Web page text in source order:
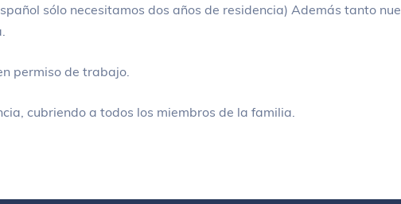
sólo necesitamos dos años de residencia) Además tanto
permiso de trabajo.
cubriendo a todos los miembros de la familia.